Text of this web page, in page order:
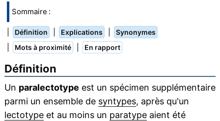
Sommaire :
Définition Explications Synonymes
Mots à proximité En rapport
Définition
Un paralectotype est un spécimen supplémentaire
parmi un ensemble de syntypes, après qu'un
lectotypeet au moins un paratypeaient été